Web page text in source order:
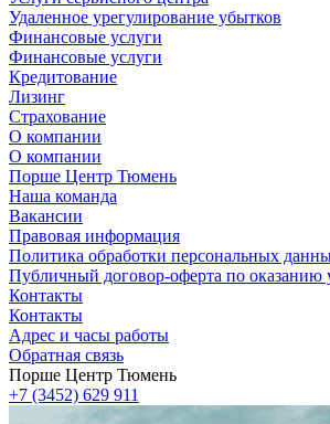
Удаленное урегулирование убытков
Финансовые услуги
Финансовые услуги
Кредитование
Лизинг
Страхование
О компании
О компании
Порше Центр Тюмень
Наша команда
Вакансии
Правовая информация
Политика обработки персональных
Публичный договор-оферта по оказанию
Контакты
Контакты
Адрес и часы работы
Обратная связь
Порше Центр Тюмень
+7 (3452) 629 911